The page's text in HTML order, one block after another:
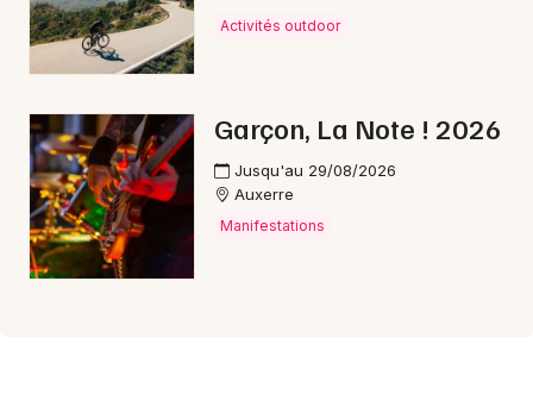
89 - Yonne
Choisir mes départements
Mon email
Activités outdoor
Garçon, La Note ! 2026
Jusqu'au 29/08/2026
Auxerre
Manifestations